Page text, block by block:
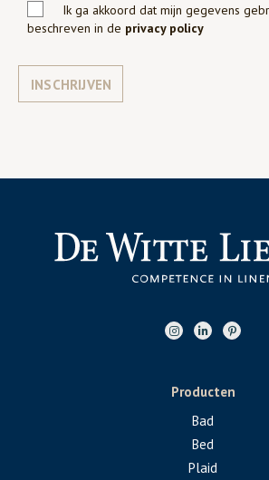
Ik ga akkoord dat mijn gegevens
beschreven in de privacy policy
INSCHRIJVEN
Producten
Bad
Bed
Plaid